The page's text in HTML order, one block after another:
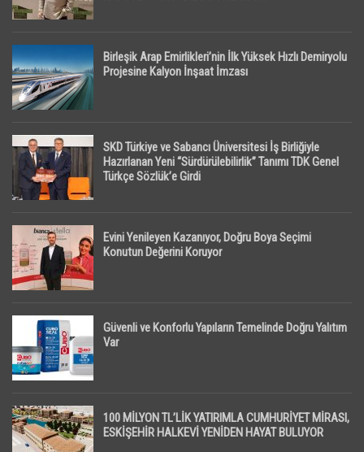
Birleşik Arap Emirlikleri’nin İlk Yüksek Hızlı Demiryolu
Projesine Kalyon İnşaat İmzası
SKD Türkiye ve Sabancı Üniversitesi İş Birliğiyle
Hazırlanan Yeni “Sürdürülebilirlik” Tanımı TDK Genel
Türkçe Sözlük’e Girdi
Evini Yenileyen Kazanıyor, Doğru Boya Seçimi
Konutun Değerini Koruyor
Güvenli ve Konforlu Yapıların Temelinde Doğru Yalıtım
Var
100 MİLYON TL’LİK YATIRIMLA CUMHURİYET MİRASI,
ESKİŞEHİR HALKEVİ YENİDEN HAYAT BULUYOR